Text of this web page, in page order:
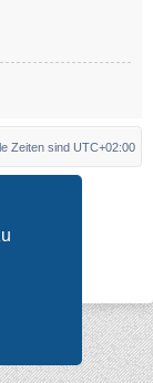
Zeiten sind UTC+02:00
Limited